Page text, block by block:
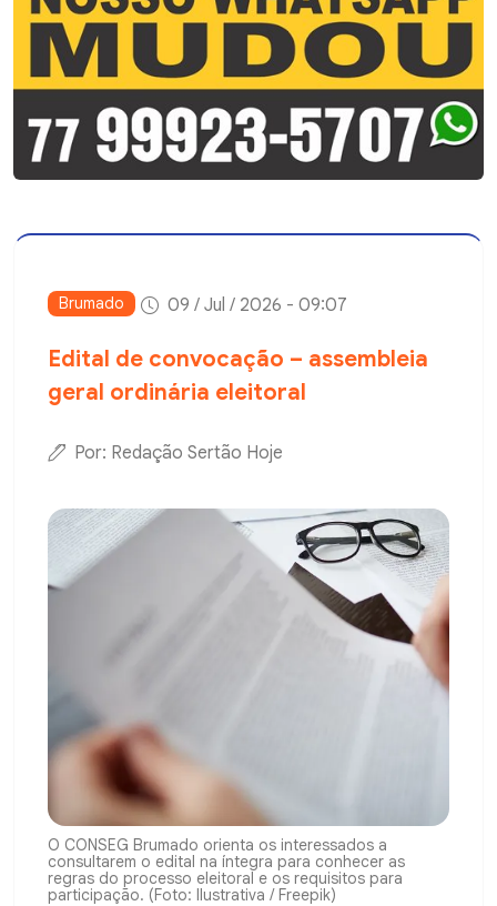
Brumado 09 / Jul / 2026 - 09:07
Edital de convocação – assembleia
geral ordinária eleitoral
Por: Redação Sertão Hoje
O CONSEG Brumado orienta os interessados a
consultarem o edital na íntegra para conhecer as
regras do processo eleitoral e os requisitos para
participação. (Foto: Ilustrativa / Freepik)